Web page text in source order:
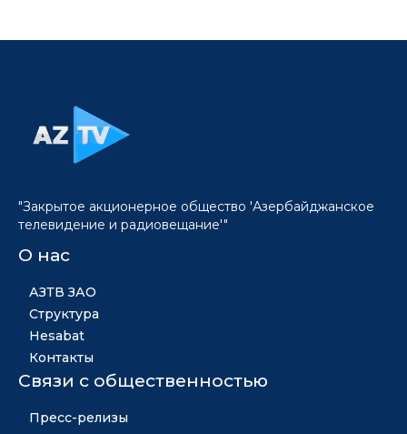
"Закрытое акционерное общество 'Азербайджанское
телевидение и радиовещание'"
О нас
АЗТВ ЗАО
Структура
Hesabat
Контакты
Связи с общественностью
Пресс-релизы